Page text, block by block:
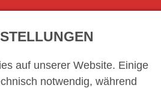
ARCHIV
auf unserer Website. Einige
notwendig, während